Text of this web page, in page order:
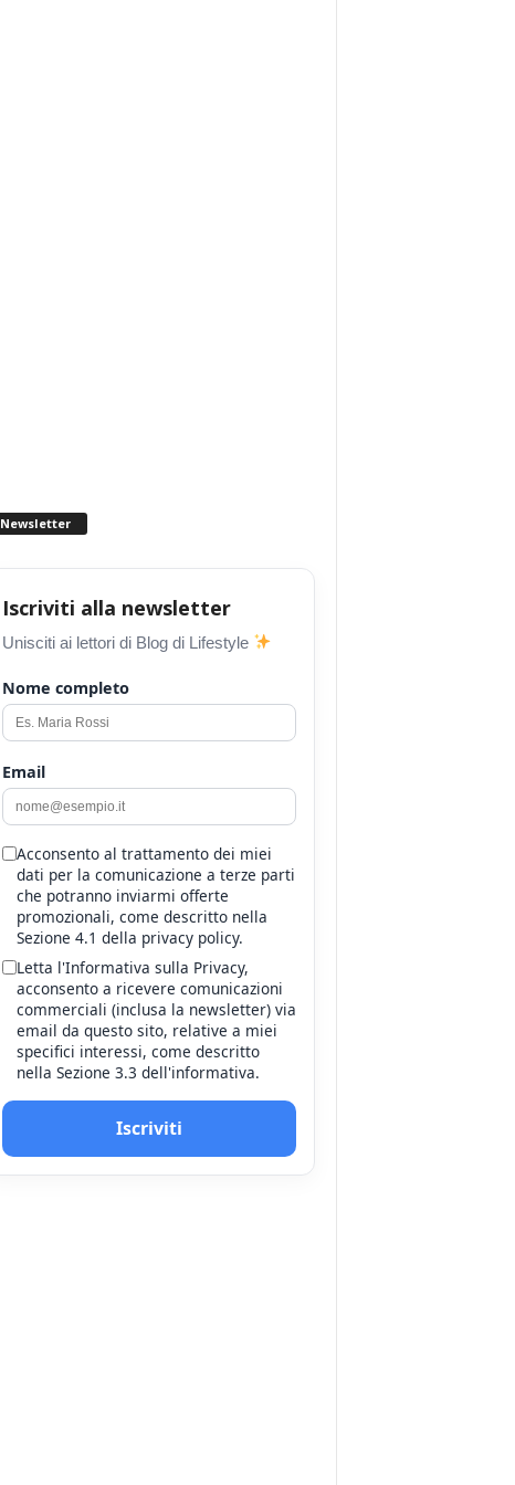
Newsletter
Iscriviti alla newsletter
Unisciti ai lettori di Blog di Lifestyle
Nome completo
Email
Acconsento al trattamento dei miei
dati per la comunicazione a terze parti
che potranno inviarmi offerte
promozionali, come descritto nella
Sezione 4.1 della privacy policy.
Letta l'Informativa sulla Privacy,
acconsento a ricevere comunicazioni
commerciali (inclusa la newsletter) via
email da questo sito, relative a miei
specifici interessi, come descritto
nella Sezione 3.3 dell'informativa.
Iscriviti